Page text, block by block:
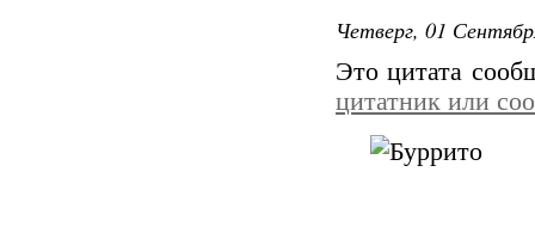
Четверг, 01
Это цитата
цитатник или